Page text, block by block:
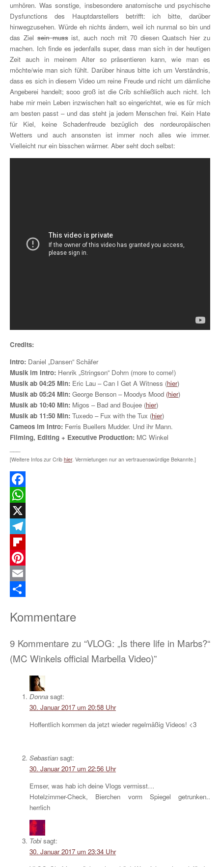
umhören. Was sonstige, insbesondere anatomische und psychische
Dysfunctions des Hauptdarstellers betrifft: ich bitte, darüber
hinwegzusehen. Würde eh nichts ändern, weil ich nunmal so bin und
das Zielsein mussist, auch noch mit 70 diesen Quatsch hier zu
machen. Ich finde es jedenfalls super, dass man sich in der heutigen
Zeit auch in meinem Alter so präsentieren kann, wie man es
möchte/wie man sich fühlt. Darüber hinaus bitte ich um Verständnis,
dass es sich in diesem Video um reine Freude und nicht um dämliche
Angeberei handelt; sooo groß ist die Crib schließlich auch nicht. Ich
habe mir mein Leben inzwischen halt so eingerichtet, wie es für mich
am besten passt – und das steht ja jedem Menschen frei. Kein Hate
für Kiel, keine Schadenfreude bezüglich des nordeuropäischen
Wetters und auch ansonsten ist immer noch alles wie immer.
Vielleicht nur ein bisschen wärmer. Aber seht doch selbst:
Credits:
Intro: Daniel „Dansen“ Schäfer
Musik im Intro: Henrik „Stringson“ Dohrn (more to come!)
Musik ab 04:25 Min: Eric Lau – Can I Get A Witness (hier)
Musik ab 05:24 Min: George Benson – Moodys Mood (hier)
Musik ab 10:40 Min: Migos – Bad and Boujee (hier)
Musik ab 11:50 Min: Tuxedo – Fux with the Tux (hier)
Cameos im Intro: Ferris Buellers Mudder. Und ihr Mann.
Filming, Editing + Executive Production: MC Winkel
[Weitere Infos zur Crib hier. Vermietungen nur an vertrauenswürdige Bekannte.]
Facebook
WhatsApp
X
Telegram
Flipboard
Pinterest
Email
Kommentare
9 Kommentare zu “VLOG: „Is there life in Marbs?“
(MC Winkels official Marbella Video)”
Donna sagt:
30. Januar 2017 um 20:58 Uhr
Hoffentlich kommen da jetzt wieder regelmäßig Videos! <3
Sebastian sagt:
30. Januar 2017 um 22:56 Uhr
Emser, was hab ich deine Vlogs vermisst…
Hotelzimmer-Check, Bierchen vorm Spiegel getrunken..
herrlich
Tobi sagt:
30. Januar 2017 um 23:34 Uhr